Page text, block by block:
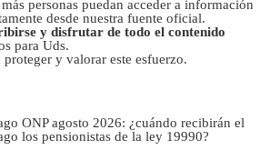
personas puedan acceder a información
desde nuestra fuente oficial.
y disfrutar de todo el contenido
para Uds.
y valorar este esfuerzo.
ONP agosto 2026: ¿cuándo recibirán el
los pensionistas de la ley 19990?